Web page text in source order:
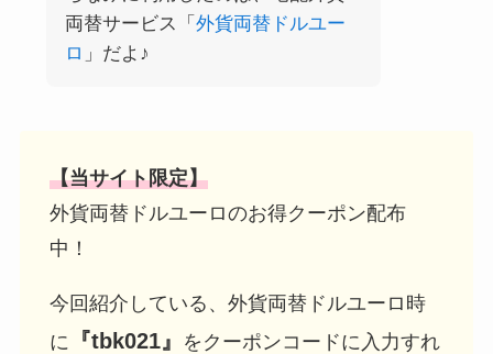
両替サービス「 外貨両替ドルユー
ロ 」だよ♪
【当サイト限定】
外貨両替ドルユーロのお得クーポン配布
中！
今回紹介している、外貨両替ドルユーロ時
に
『tbk021』
をクーポンコードに入力すれ